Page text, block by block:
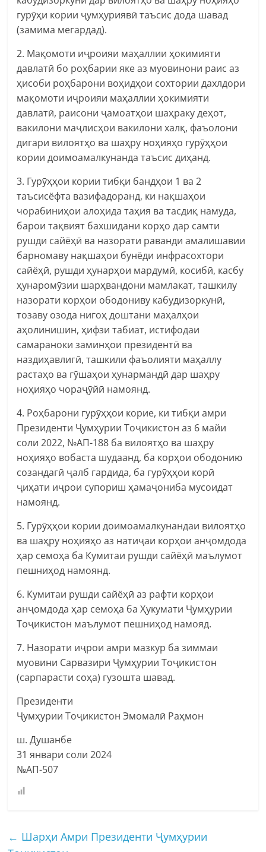
гурӯҳи кории ҷумҳуриявӣ таъсис дода шавад
(замима мегардад).
2. Мақомоти иҷроияи маҳаллии ҳокимияти
давлатӣ бо роҳбарии яке аз муовинони раис аз
ҳисоби роҳбарони воҳидҳои сохтории дахлдори
мақомоти иҷроияи маҳаллии ҳокимияти
давлатӣ, раисони ҷамоатҳои шаҳраку деҳот,
вакилони маҷлисҳои вакилони халқ, фаъолони
дигари вилоятҳо ва шаҳру ноҳияҳо гурӯҳҳои
кории доимоамалкунанда таъсис диҳанд.
3. Гурӯҳҳои кории тибқи бандҳои 1 ва 2
таъсисёфта вазифадоранд, ки нақшаҳои
чорабиниҳои алоҳида таҳия ва тасдиқ намуда,
барои тақвият бахшидани корҳо дар самти
рушди сайёҳӣ ва назорати раванди амалишавии
барномаву нақшаҳои бунёди инфрасохтори
сайёҳӣ, рушди ҳунарҳои мардумӣ, косибӣ, касбу
ҳунаромӯзии шарҳвандони мамлакат, ташкилу
назорати корҳои ободониву кабудизоркунӣ,
тозаву озода нигоҳ доштани маҳалҳои
аҳолинишин, ҳифзи табиат, истифодаи
самараноки заминҳои президентӣ ва
наздиҳавлигӣ, ташкили фаъолияти маҳаллу
растаҳо ва гӯшаҳои ҳунармандӣ дар шаҳру
ноҳияҳо чораҷӯйӣ намоянд.
4. Роҳбарони гурӯҳҳои корие, ки тибқи амри
Президенти Ҷумҳурии Тоҷикистон аз 6 майи
соли 2022, №АП-188 ба вилоятҳо ва шаҳру
ноҳияҳо вобаста шудаанд, ба корҳои ободонию
созандагӣ ҷалб гардида, ба гурӯҳҳои корӣ
ҷиҳати иҷрои супориш ҳамаҷониба мусоидат
намоянд.
5. Гурӯҳҳои кории доимоамалкунандаи вилоятҳо
ва шаҳру ноҳияҳо аз натиҷаи корҳои анҷомдода
ҳар семоҳа ба Кумитаи рушди сайёҳӣ маълумот
пешниҳод намоянд.
6. Кумитаи рушди сайёҳӣ аз рафти корҳои
анҷомдода ҳар семоҳа ба Ҳукумати Ҷумҳурии
Тоҷикистон маълумот пешниҳод намояд.
7. Назорати иҷрои амри мазкур ба зиммаи
муовини Сарвазири Ҷумҳурии Тоҷикистон
(сарпарасти соҳа) гузошта шавад.
Президенти
Ҷумҳурии Тоҷикистон Эмомалӣ Раҳмон
ш. Душанбе
31 январи соли 2024
№АП-507
← Шарҳи Амри Президенти Ҷумҳурии